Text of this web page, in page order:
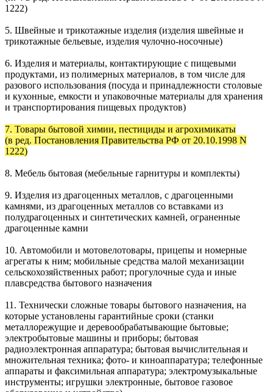
1222)
5. Швейные и трикотажные изделия (изделия швейные и
трикотажные бельевые, изделия чулочно-носочные)
6. Изделия и материалы, контактирующие с пищевыми
продуктами, из полимерных материалов, в том числе для
разового использования (посуда и принадлежности столовые
и кухонные, емкости и упаковочные материалы для хранения
и транспортирования пищевых продуктов)
7. Товары бытовой химии, пестициды и агрохимикаты
(в ред. Постановления Правительства РФ от 20.10.1998 N
1222)
8. Мебель бытовая (мебельные гарнитуры и комплекты)
9. Изделия из драгоценных металлов, с драгоценными
камнями, из драгоценных металлов со вставками из
полудрагоценных и синтетических камней, ограненные
драгоценные камни
10. Автомобили и мотовелотовары, прицепы и номерные
агрегаты к ним; мобильные средства малой механизации
сельскохозяйственных работ; прогулочные суда и иные
плавсредства бытового назначения
11. Технически сложные товары бытового назначения, на
которые установлены гарантийные сроки (станки
металлорежущие и деревообрабатывающие бытовые;
электробытовые машины и приборы; бытовая
радиоэлектронная аппаратура; бытовая вычислительная и
множительная техника; фото- и киноаппаратура; телефонные
аппараты и факсимильная аппаратура; электромузыкальные
инструменты; игрушки электронные, бытовое газовое